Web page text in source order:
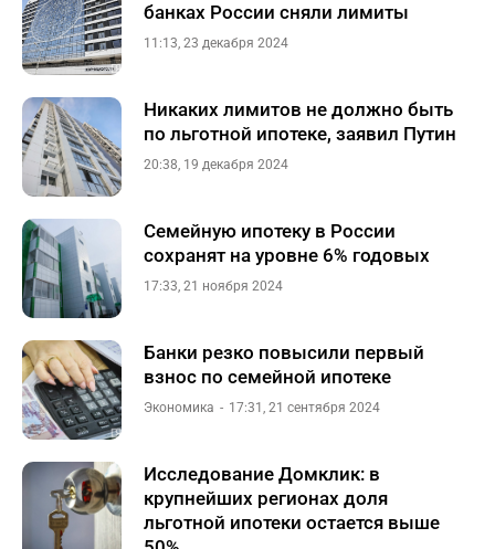
банках России сняли лимиты
11:13, 23 декабря 2024
Никаких лимитов не должно быть
по льготной ипотеке, заявил Путин
20:38, 19 декабря 2024
Семейную ипотеку в России
сохранят на уровне 6% годовых
17:33, 21 ноября 2024
Банки резко повысили первый
взнос по семейной ипотеке
Экономика 17:31, 21 сентября 2024
Исследование Домклик: в
крупнейших регионах доля
льготной ипотеки остается выше